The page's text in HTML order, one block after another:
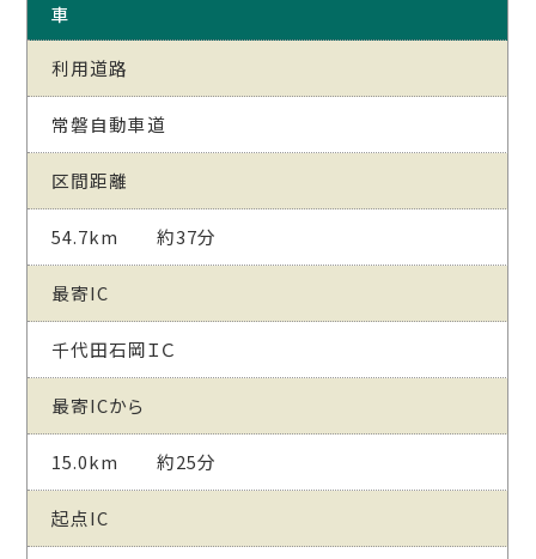
車
利用道路
常磐自動車道
区間距離
54.7km 約37分
最寄IC
千代田石岡ＩＣ
最寄ICから
15.0km 約25分
起点IC